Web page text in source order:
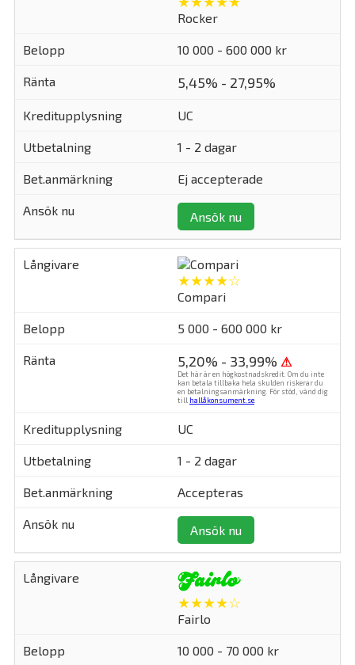
Rocker
10 000 - 600 000 kr
5,45% - 27,95%
UC
1 - 2 dagar
Ej accepterade
Ansök nu
★★★★☆
Compari
5 000 - 600 000 kr
5,20% - 33,99% ⚠
Det här är en högkostnadskredit. Om du inte
kan betala tillbaka hela skulden riskerar du
en betalningsanmärkning. För stöd, vänd dig
till hallåkonsument.se.
UC
1 - 2 dagar
Accepteras
Ansök nu
★★★★☆
Fairlo
10 000 - 70 000 kr